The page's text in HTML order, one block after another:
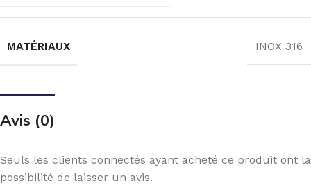
MATÉRIAUX INOX 316
Avis (0)
Seuls les clients connectés ayant acheté ce produit ont la
possibilité de laisser un avis.